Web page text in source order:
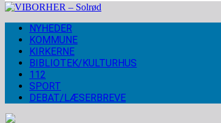
NYHEDER
KOMMUNE
KIRKERNE
BIBLIOTEK/KULTURHUS
112
SPORT
DEBAT/LÆSERBREVE